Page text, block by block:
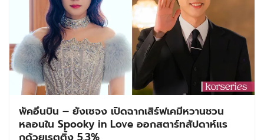
พัคอึนบิน – ยังเซจง เปิดฉากเสิร์ฟเคมีหวานชวน
หลอนใน Spooky in Love ออกสตาร์ทสัปดาห์แร
กด้วยเรตติ้ง 5.3%